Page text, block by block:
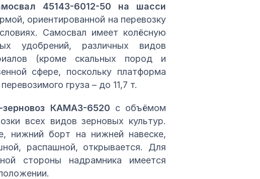
45143-6012-50 на шасси
ориентированной на перевозку
Самосвал имеет колёсную
удобрений, различных видов
(кроме скальных пород и
сфере, поскольку платформа
груза – до 11,7 т.
зерновоз КАМАЗ-6520 с объёмом
всех видов зерновых культур.
нижний борт на нижней навеске,
распашной, открывается. Для
стороны надрамника имеется